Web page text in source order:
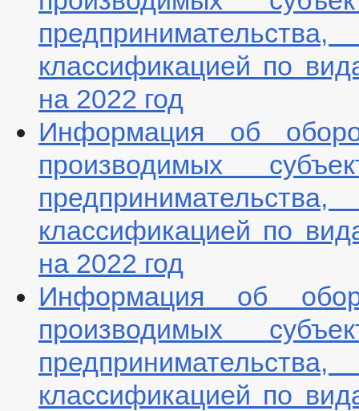
классификацией по
на 2022 год
Информация об
производимых
классификацией по
на 2022 год
Информация об
производимых
классификацией по